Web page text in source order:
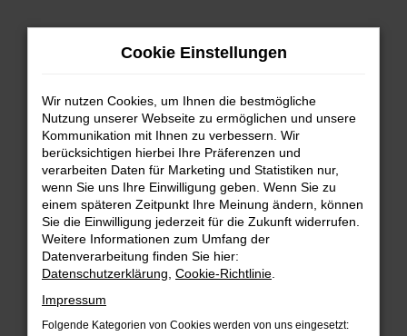
Zum
FEHLER: NETWORK ERROR
Beim Laden ist ein Fehler aufgetreten.
Hier sind ein paar Tipps, die dir helfen können:
Überprüfe deine Firewall und deine
Internetverbindung.
Laden andere Webseiten, zum Beispiel deine
Cookie Einstellungen
Wir nutzen Cookies, um Ihnen die bestmögliche
Nutzung unserer Webseite zu ermöglichen und unsere
Kommunikation mit Ihnen zu verbessern. Wir
berücksichtigen hierbei Ihre Präferenzen und
verarbeiten Daten für Marketing und Statistiken nur,
wenn Sie uns Ihre Einwilligung geben. Wenn Sie zu
einem späteren Zeitpunkt Ihre Meinung ändern, können
Sie die Einwilligung jederzeit für die Zukunft widerrufen.
Weitere Informationen zum Umfang der
Datenverarbeitung finden Sie hier:
Datenschutzerklärung Cookie-Richtlinie
Impressum
Folgende Kategorien von Cookies werden von uns eingesetzt: